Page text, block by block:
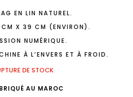
EN LIN NATUREL.
X 39 CM (ENVIRON).
NUMÉRIQUE.
À L’ENVERS ET À FROID.
DE STOCK
AU MAROC